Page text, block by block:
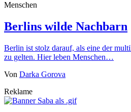
Menschen
Berlins wilde Nachbarn
Berlin ist stolz darauf, als eine der
zu gelten. Hier leben Menschen…
Von Darka Gorova
Reklame